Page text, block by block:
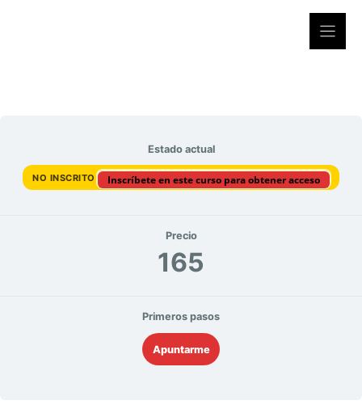
Estado actual
NO INSCRITO Inscríbete en este curso para obtener acceso
Precio
165
Primeros pasos
Apuntarme